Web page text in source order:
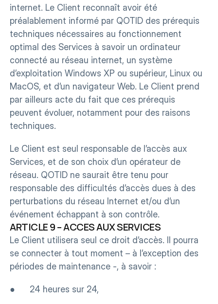
internet. Le Client reconnaît avoir été
préalablement informé par QOTID des prérequis
techniques nécessaires au fonctionnement
optimal des Services à savoir un ordinateur
connecté au réseau internet, un système
d’exploitation Windows XP ou supérieur, Linux ou
MacOS, et d’un navigateur Web. Le Client prend
par ailleurs acte du fait que ces prérequis
peuvent évoluer, notamment pour des raisons
techniques.
Le Client est seul responsable de l’accès aux
Services, et de son choix d’un opérateur de
réseau. QOTID ne saurait être tenu pour
responsable des difficultés d’accès dues à des
perturbations du réseau Internet et/ou d’un
événement échappant à son contrôle.
ARTICLE 9 – ACCES AUX SERVICES
Le Client utilisera seul ce droit d’accès. Il pourra
se connecter à tout moment – à l’exception des
périodes de maintenance -, à savoir :
●      24 heures sur 24,